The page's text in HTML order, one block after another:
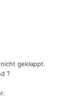
geklappt.
?